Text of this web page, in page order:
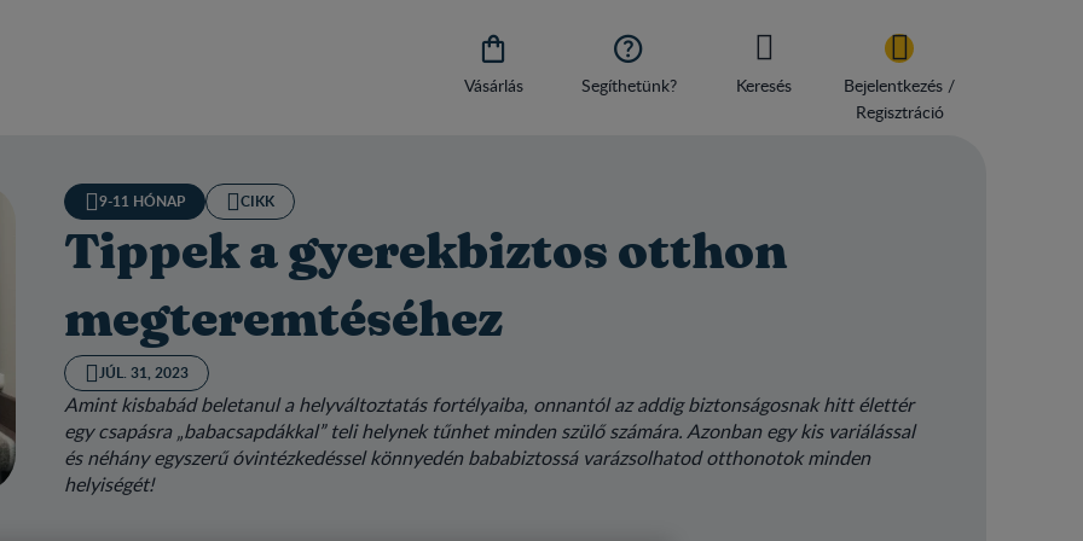

Vásárlás

Segíthetünk? Keresés
Bejelentkezés /
Regisztráció
9-11 HÓNAP CIKK
Tippek a gyerekbiztos otthon
megteremtéséhez
JÚL. 31, 2023
Amint kisbabád beletanul a helyváltoztatás fortélyaiba, onnantól az addig biztonságosnak hitt élettér
egy csapásra „babacsapdákkal” teli helynek tűnhet minden szülő számára. Azonban egy kis variálással
és néhány egyszerű óvintézkedéssel könnyedén bababiztossá varázsolhatod otthonotok minden
helyiségét!